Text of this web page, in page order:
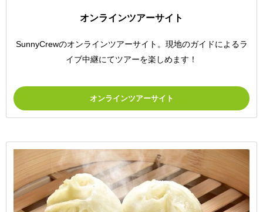
オンラインツアーサイト
SunnyCrewのオンラインツアーサイト。現地のガイドによるラ
イブ中継にてツアーを楽しめます！
オンラインツアーサイト